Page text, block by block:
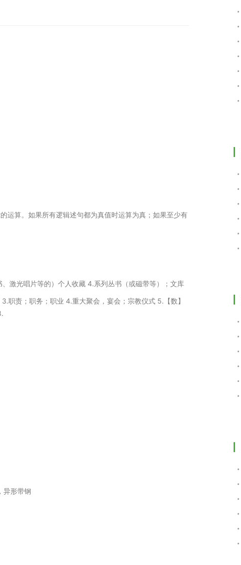
运算。如果所有逻辑述句都为真值时运算为真；如果至少有
激光唱片等的）个人收藏 4.系列丛书（或磁带等）；文库
职责；职务；职业 4.重大聚会，宴会；宗教仪式 5.【数】
异形带钢